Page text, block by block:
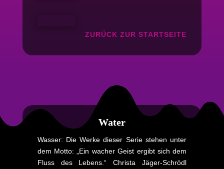
ZURÜCK ZUR STARTSEITE
Water
Wasser: Die Werke dieser Serie stehen unter
dem Motto: „Ein wacher Geist ergibt sich dem
Fluss des Lebens.“ Christa Jäger-Schrödl